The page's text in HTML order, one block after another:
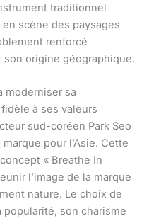
traditionnel
scène des paysages
renforcé
son origine géographique.
moderniser sa
à ses valeurs
sud-coréen Park Seo
pour l’Asie. Cette
« Breathe In
l’image de la marque
nature. Le choix de
popularité, son charisme